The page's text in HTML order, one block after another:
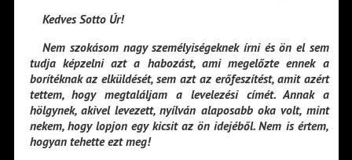
Kedves Sotto Úr!
Nem szokásom nagy személyiségeknek írni és ön el sem
tudja képzelni azt a habozást, ami megelőzte ennek a
borítéknak az elküldését, sem azt az erőfeszítést, amit azért
tettem, hogy megtaláljam a levelezési címét. Annak a
hölgynek, akivel levezett, nyílván alaposabb oka volt, mint
nekem, hogy lopjon egy kicsit az ön idejéből. Nem is értem,
hogyan tehette ezt meg!